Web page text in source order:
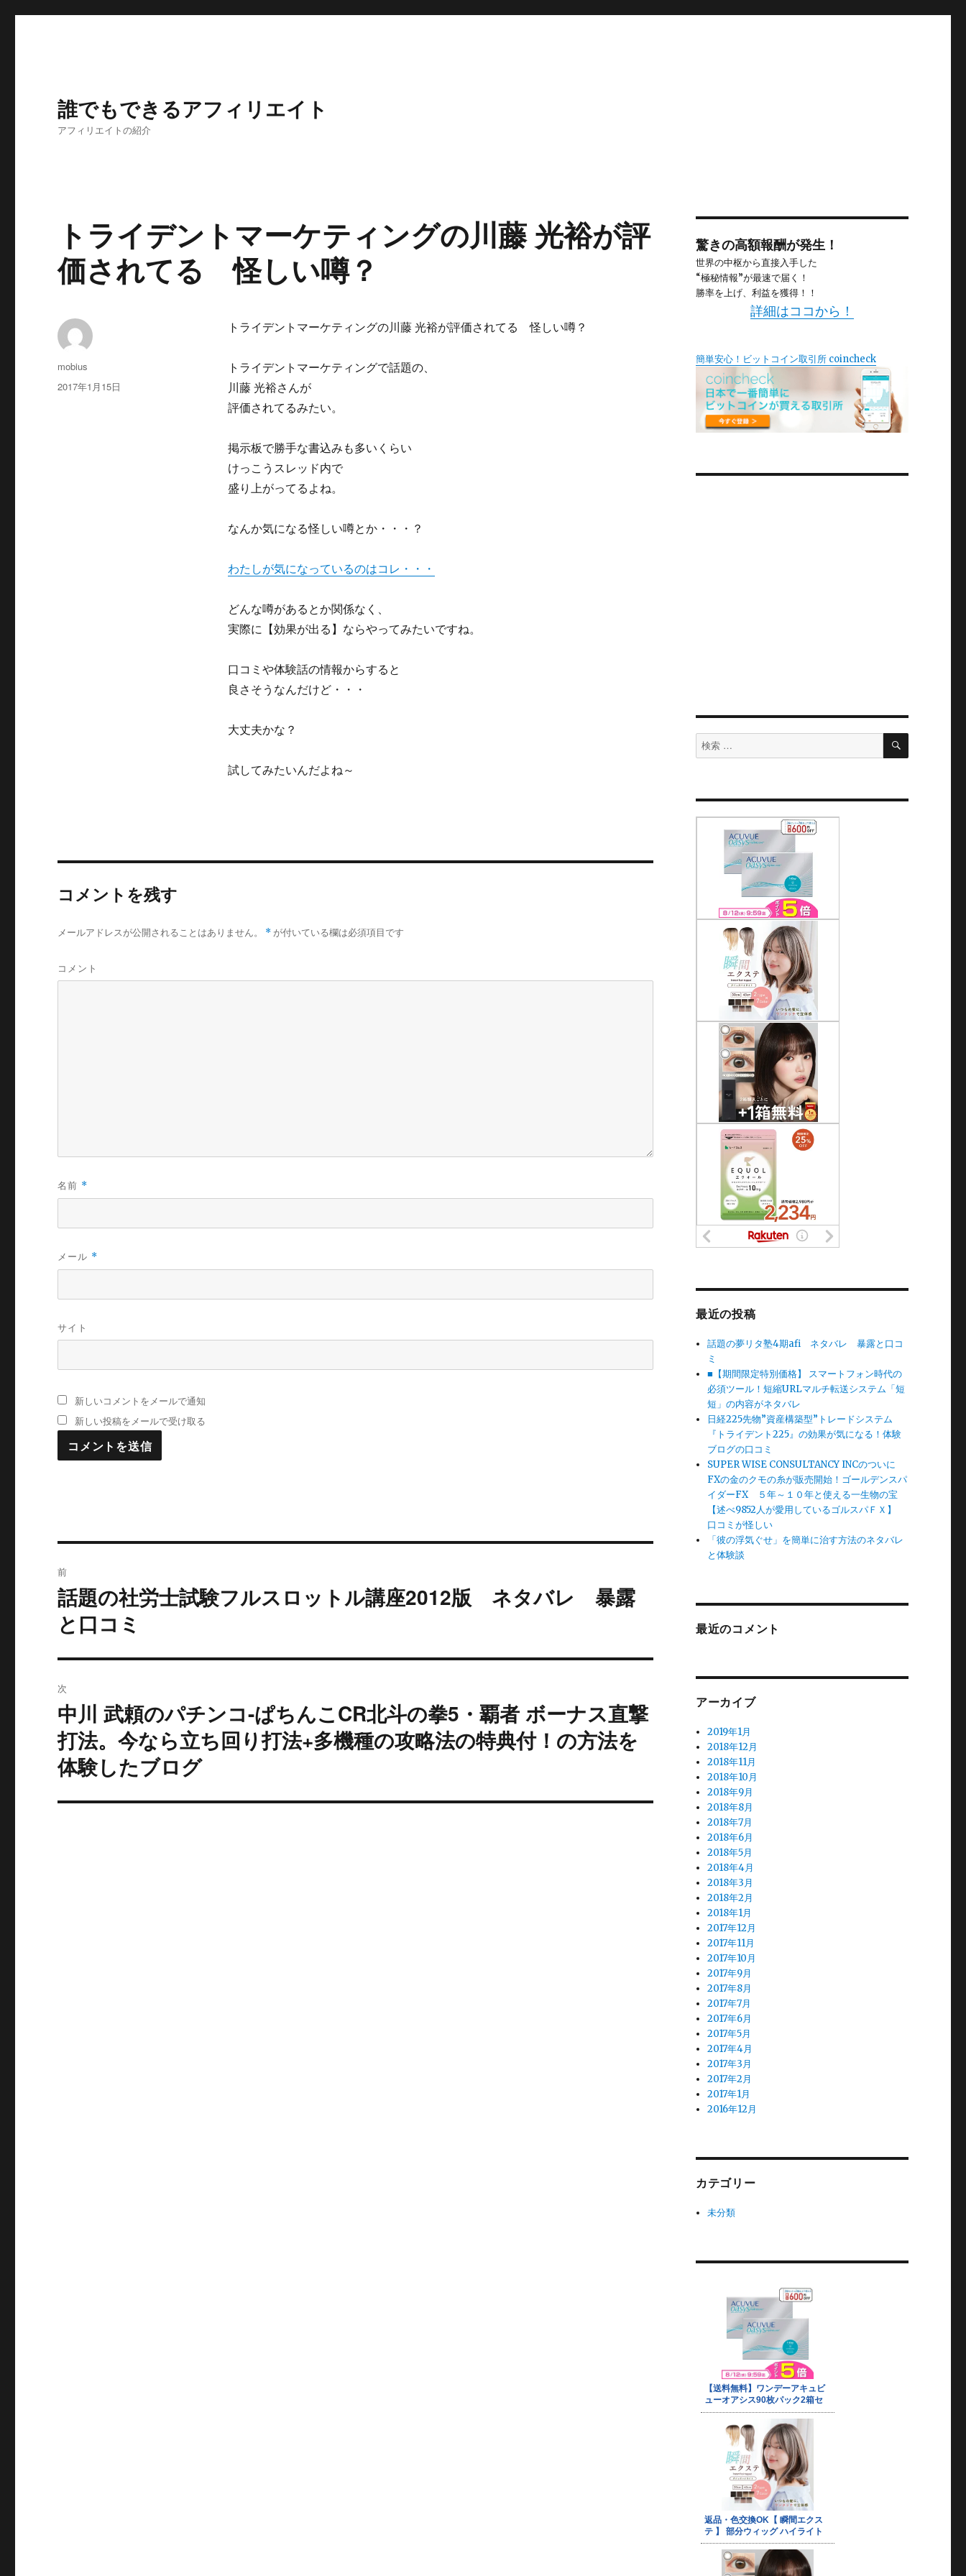
誰でもできるアフィリエイト
アフィリエイトの紹介
トライデントマーケティングの川藤 光裕が評
価されてる 怪しい噂？
トライデントマーケティングの川藤 光裕が評価されてる 怪しい噂？
トライデントマーケティングで話題の、
川藤 光裕さんが
評価されてるみたい。
掲示板で勝手な書込みも多いくらい
けっこうスレッド内で
盛り上がってるよね。
なんか気になる怪しい噂とか・・・？
わたしが気になっているのはコレ・・・
どんな噂があるとか関係なく、
実際に【効果が出る】ならやってみたいですね。
口コミや体験話の情報からすると
良さそうなんだけど・・・
大丈夫かな？
試してみたいんだよね～
投
稿
mobius
投
2017年1月15日
コメントを残す
メールアドレスが公開されることはありません。 * が付いている欄は必須項目です
コメント
名前 *
メール *
サイト
新しいコメントをメールで通知
新しい投稿をメールで受け取る
稿
ナ
ゲ
ー
シ
ョ
ン
前
過
去
の
投
話題の社労士試験フルスロットル講座2012版 ネタバレ 暴露
と口コミ
次
次
の
投
稿:
中川 武頼のパチンコ-ぱちんこCR北斗の拳5・覇者 ボーナス直撃
打法。今なら立ち回り打法+多機種の攻略法の特典付！の方法を
体験したブログ
驚きの高額報酬が発生！
世界の中枢から直接入手した
“極秘情報”が最速で届く！
勝率を上げ、利益を獲得！！
詳細はココから！
簡単安心！ビットコイン取引所 coincheck
検
索
検
最近の投稿
話題の夢リタ塾4期afi ネタバレ 暴露と口コ
ミ
■【期間限定特別価格】 スマートフォン時代の
必須ツール！短縮URLマルチ転送システム「短
短」の内容がネタバレ
日経225先物”資産構築型”トレードシステム
『トライデント225』の効果が気になる！体験
ブログの口コミ
SUPER WISE CONSULTANCY INCのついに
FXの金のクモの糸が販売開始！ゴールデンスパ
イダーFX ５年～１０年と使える一生物の宝
【述べ9852人が愛用しているゴルスパＦＸ】
口コミが怪しい
「彼の浮気ぐせ」を簡単に治す方法のネタバレ
と体験談
最近のコメント
アーカイブ
2019年1月
2018年12月
2018年11月
2018年10月
2018年9月
2018年8月
2018年7月
2018年6月
2018年5月
2018年4月
2018年3月
2018年2月
2018年1月
2017年12月
2017年11月
2017年10月
2017年9月
2017年8月
2017年7月
2017年6月
2017年5月
2017年4月
2017年3月
2017年2月
2017年1月
2016年12月
カテゴリー
未分類